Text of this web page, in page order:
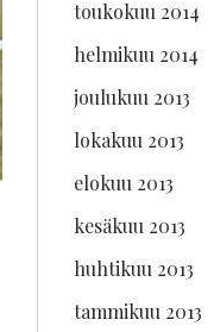
toukokuu 2014
helmikuu 2014
joulukuu 2013
lokakuu 2013
elokuu 2013
kesäkuu 2013
huhtikuu 2013
tammikuu 2013